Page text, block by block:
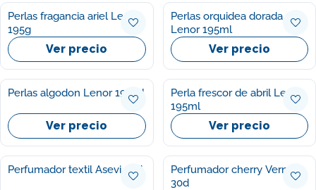
Perlas fragancia ariel Lenor
195g
Ver precio
Perlas orquidea dorada
Lenor 195ml
Ver precio
Perlas algodon Lenor 195ml
Ver precio
Perla frescor de abril Lenor
195ml
Ver precio
Perfumador textil Asevi 36d
Perfumador cherry Vernel
30d